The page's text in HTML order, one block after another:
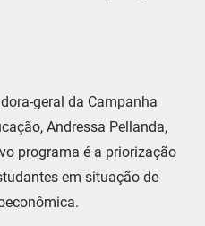
geral da Campanha
Andressa Pellanda,
programa é a priorização
em situação de